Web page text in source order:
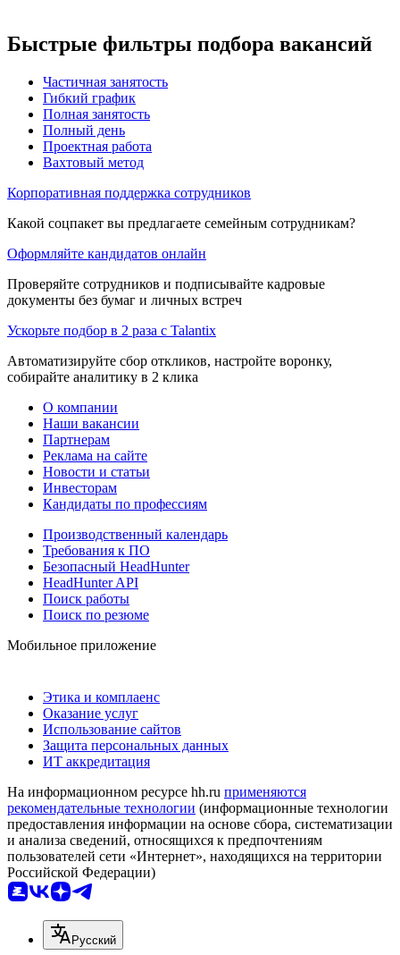
Быстрые фильтры подбора вакансий
Частичная занятость
Гибкий график
Полная занятость
Полный день
Проектная работа
Вахтовый метод
Корпоративная поддержка сотрудников
Какой соцпакет вы предлагаете семейным сотрудникам?
Оформляйте кандидатов онлайн
Проверяйте сотрудников и подписывайте кадровые
документы без бумаг и личных встреч
Ускорьте подбор в 2 раза с Talantix
Автоматизируйте сбор откликов, настройте воронку,
собирайте аналитику в 2 клика
О компании
Наши вакансии
Партнерам
Реклама на сайте
Новости и статьи
Инвесторам
Кандидаты по профессиям
Производственный календарь
Требования к ПО
Безопасный HeadHunter
HeadHunter API
Поиск работы
Поиск по резюме
Мобильное приложение
Этика и комплаенс
Оказание услуг
Использование сайтов
Защита персональных данных
ИТ аккредитация
На информационном ресурсе hh.ru применяются
рекомендательные технологии (информационные технологии
предоставления информации на основе сбора, систематизации
и анализа сведений, относящихся к предпочтениям
пользователей сети «Интернет», находящихся на территории
Российской Федерации)
Русский